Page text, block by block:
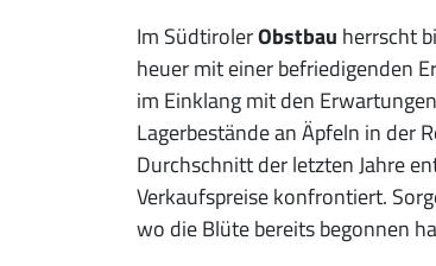
Im SüdtirolerObstbau herrscht
heuer mit einer befriedigenden
im Einklang mit den
Lagerbestände an Äpfeln in der
Durchschnitt der letzten Jahre
Verkaufspreise konfrontiert.
wo die Blüte bereits begonnen